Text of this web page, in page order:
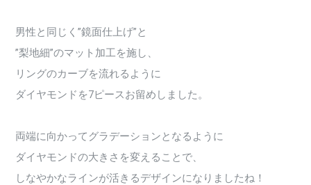
男性と同じく”鏡面仕上げ”と
”梨地細”のマット加工を施し、
リングのカーブを流れるように
ダイヤモンドを7ピースお留めしました。
両端に向かってグラデーションとなるように
ダイヤモンドの大きさを変えることで、
しなやかなラインが活きるデザインになりましたね！